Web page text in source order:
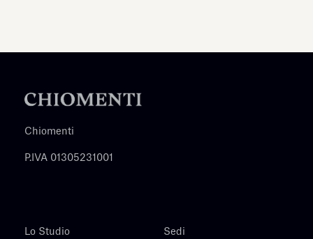
Chiomenti
P.IVA 01305231001
Lo Studio Sedi